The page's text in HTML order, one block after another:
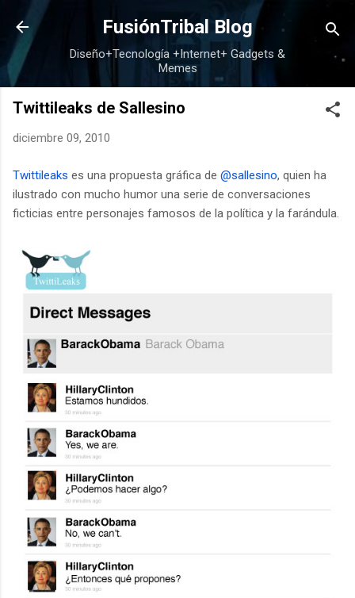
Ir al contenido principal
FusiónTribal Blog
Diseño+Tecnología +Internet+ Gadgets &
Memes
Twittileaks de Sallesino
diciembre 09, 2010
Twittileaks es una propuesta gráfica de @sallesino, quien ha
ilustrado con mucho humor una serie de conversaciones
ficticias entre personajes famosos de la política y la farándula.